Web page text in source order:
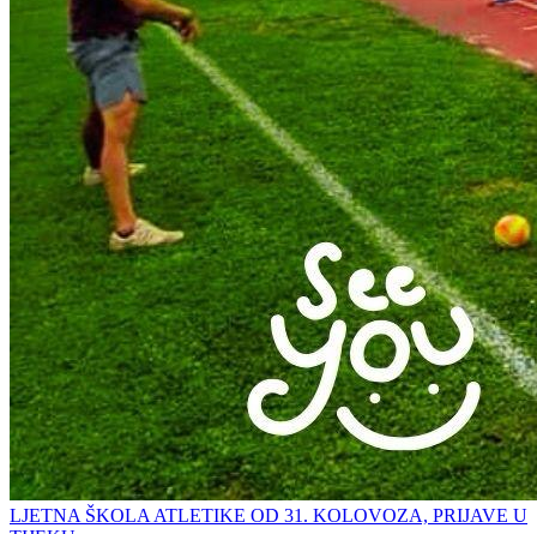
LJETNA ŠKOLA ATLETIKE OD 31. KOLOVOZA, PRIJAVE U